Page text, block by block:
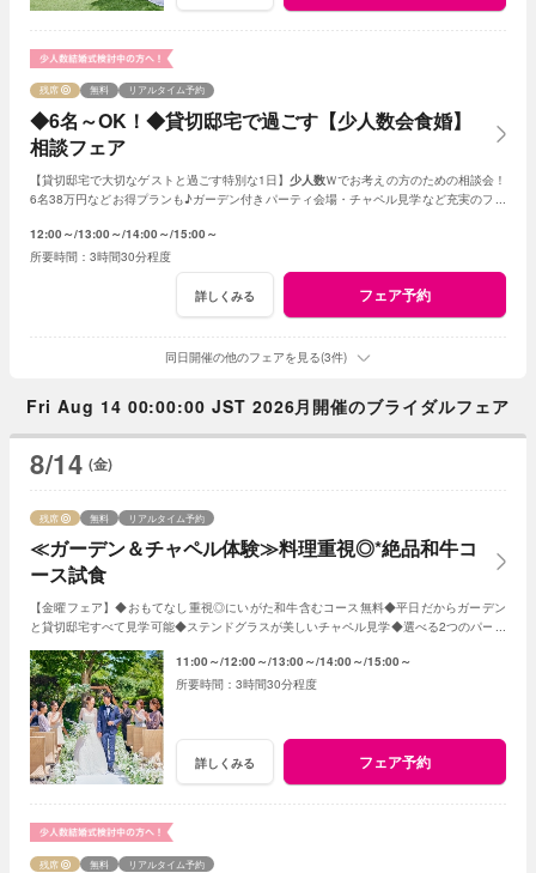
◆6名～OK！◆貸切邸宅で過ごす【少人数会食婚】
相談フェア
残席 無料 リアルタイム予約
【貸切邸宅で大切なゲストと過ごす特別な1日】少人数Ｗでお考えの方のための相談会！
6名38万円などお得プランも♪ガーデン付きパーティ会場・チャペル見学など充実のフェ
12:00～ 13:00～ 14:00～ 15:00～
3時間30分程度
詳しくみる フェア予約
同日開催の他のフェアを見る(3件)
Fri Aug 14 00:00:00 JST 2026月開催のブライダルフェア
8/14 (金)
≪ガーデン＆チャペル体験≫料理重視◎*絶品和牛コ
ース試食
残席 無料 リアルタイム予約
【金曜フェア】◆おもてなし重視◎にいがた和牛含むコース無料◆平日だからガーデン
と貸切邸宅すべて見学可能◆ステンドグラスが美しいチャペル見学◆選べる2つのパーテ
11:00～ 12:00～ 13:00～ 14:00～ 15:00～
3時間30分程度
詳しくみる フェア予約
残席 無料 リアルタイム予約